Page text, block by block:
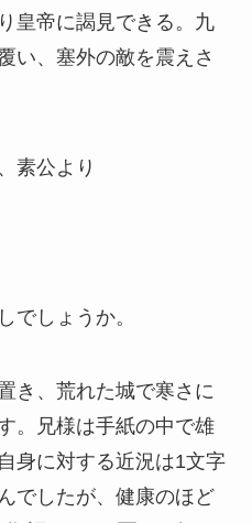
皇帝に謁見できる。九
い、塞外の敵を震えさ
公より
でしょうか。
き、荒れた城で寒さに
。兄様は手紙の中で雄
身に対する近況は1文字
でしたが、健康のほど